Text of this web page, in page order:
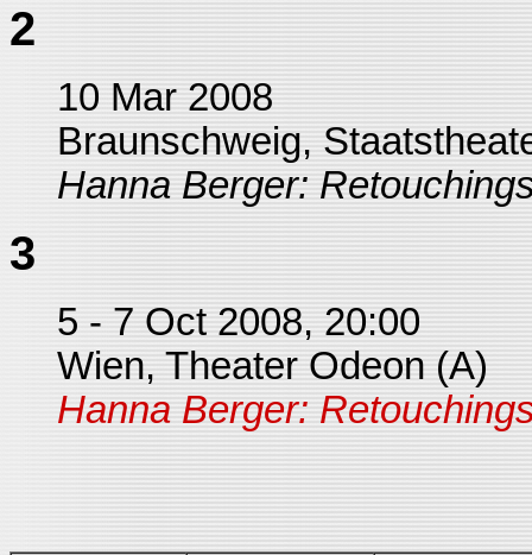
2
10 Mar 2008
Braunschweig,
Hanna Berger:
3
5 - 7 Oct 2008, 20:00
Wien, Theater Odeon (A)
Hanna Berger: